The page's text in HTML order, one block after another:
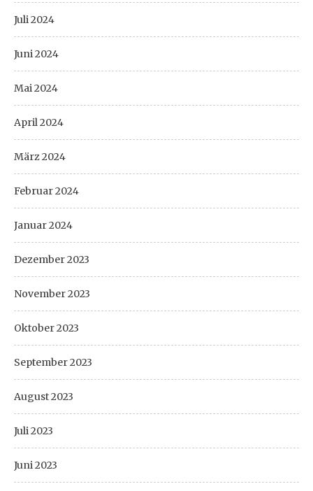
Juli 2024
Juni 2024
Mai 2024
April 2024
März 2024
Februar 2024
Januar 2024
Dezember 2023
November 2023
Oktober 2023
September 2023
August 2023
Juli 2023
Juni 2023